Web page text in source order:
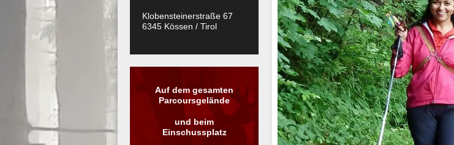
Klobensteinerstraße 67
6345 Kössen / Tirol
Auf dem gesamten
Parcoursgelände
und beim
Einschussplatz